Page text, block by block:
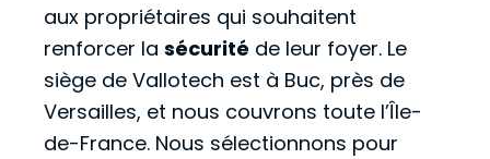
aux propriétaires qui souhaitent
renforcer la sécurité de leur foyer. Le
siège de Vallotech est à Buc, près de
Versailles, et nous couvrons toute l’Île-
de-France. Nous sélectionnons pour